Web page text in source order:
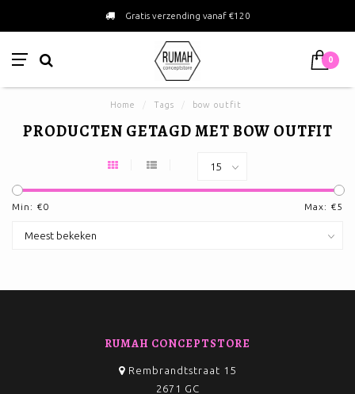
Gratis verzending vanaf €120
0
Home Tags bow outfit
PRODUCTEN GETAGD MET BOW OUTFIT
Min: €0 Max: €5
RUMAH CONCEPTSTORE
Rembrandtstraat 15
2671 GC